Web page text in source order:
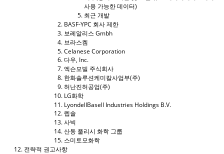
사용 가능한 데이터)
최근 개발
BASF-YPC 회사 제한
보레알리스 Gmbh
브라스켐
Celanese Corporation
다우, Inc.
엑슨모빌 주식회사
한화솔루션케미칼사업부(주)
허난진허공업(주)
LG화학
LyondellBasell Industries Holdings B.V.
렙솔
사빅
산동 풀리시 화학 그룹
스미토모화학
전략적 권고사항